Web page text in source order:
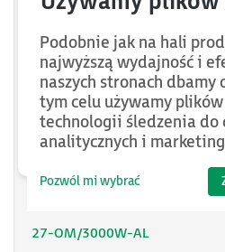
20-OM/4500W
3.7-OM/20KW
6.8-OM/12KW
AS20DBM4110
100-OM/600W-AL
150-OM/390W-AL
27-OM/3000W-AL
Podobnie jak na hali
najwyższą wydajność i
naszych stronach dbamy
tym celu używamy
technologii śledzenia do
analitycznych i
Pozwól mi wybrać